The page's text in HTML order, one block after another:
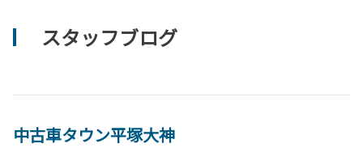
スタッフブログ
中古車タウン平塚大神